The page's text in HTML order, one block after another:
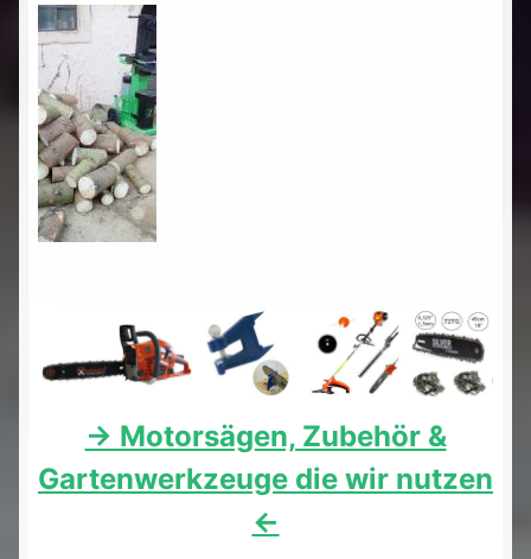
-> Motorsägen, Zubehör &
Gartenwerkzeuge die wir nutzen
<-